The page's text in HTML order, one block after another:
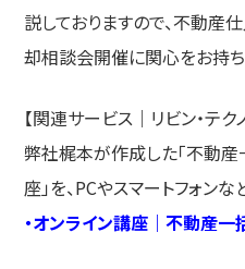
説しておりますので、不動産
却相談会開催に関心をお持
【関連サービス｜リビン・テ
弊社梶本が作成した「不動
座」を、PCやスマートフォン
・オンライン講座｜不動産